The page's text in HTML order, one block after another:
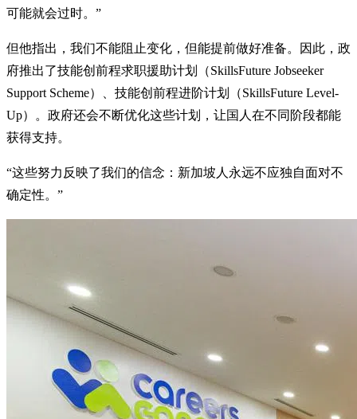
可能就会过时。”
但他指出，我们不能阻止变化，但能提前做好准备。因此，政
府推出了技能创前程求职援助计划（SkillsFuture Jobseeker
Support Scheme）、技能创前程进阶计划（SkillsFuture Level-
Up）。政府还会不断优化这些计划，让国人在不同阶段都能
获得支持。
“这些努力反映了我们的信念：新加坡人永远不应独自面对不
确定性。”